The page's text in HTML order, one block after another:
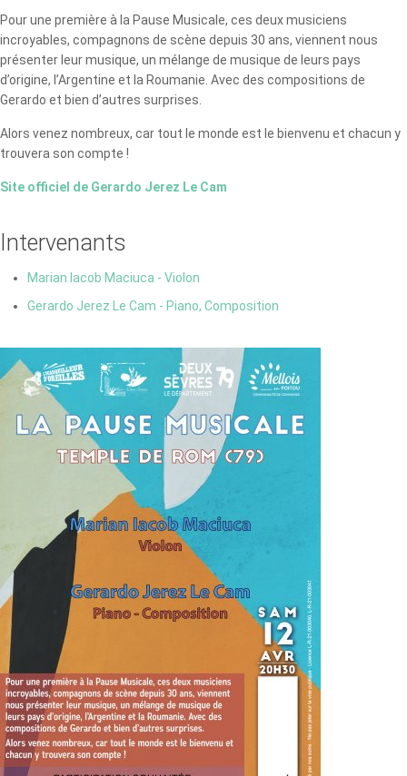
Pour une première à la Pause Musicale, ces deux musiciens
incroyables, compagnons de scène depuis 30 ans, viennent nous
présenter leur musique, un mélange de musique de leurs pays
d’origine, l’Argentine et la Roumanie. Avec des compositions de
Gerardo et bien d’autres surprises.
Alors venez nombreux, car tout le monde est le bienvenu et chacun y
trouvera son compte !
Site officiel de Gerardo Jerez Le Cam
Intervenants
Marian Iacob Maciuca - Violon
Gerardo Jerez Le Cam - Piano, Composition